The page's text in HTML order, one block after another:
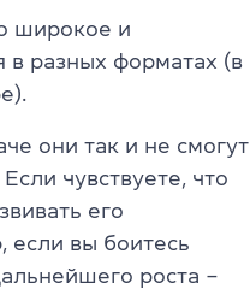
широкое и
разных форматах (в
они так и не смогут
чувствуете, что
его
если вы боитесь
роста –